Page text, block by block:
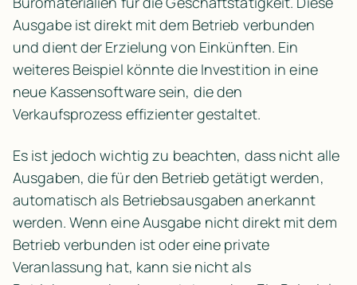
Ausgabe ist direkt mit dem Betrieb verbunden
und dient der Erzielung von Einkünften. Ein
weiteres Beispiel könnte die Investition in eine
neue Kassensoftware sein, die den
Verkaufsprozess effizienter gestaltet.
Es ist jedoch wichtig zu beachten, dass nicht alle
Ausgaben, die für den Betrieb getätigt werden,
automatisch als Betriebsausgaben anerkannt
werden. Wenn eine Ausgabe nicht direkt mit dem
Betrieb verbunden ist oder eine private
Veranlassung hat, kann sie nicht als